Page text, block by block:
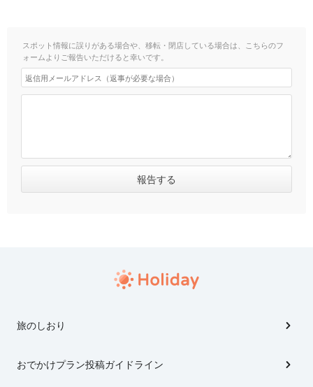
スポット情報に誤りがある場合や、移転・閉店している場合は、こちらのフ
ォームよりご報告いただけると幸いです。
旅のしおり
おでかけプラン投稿ガイドライン